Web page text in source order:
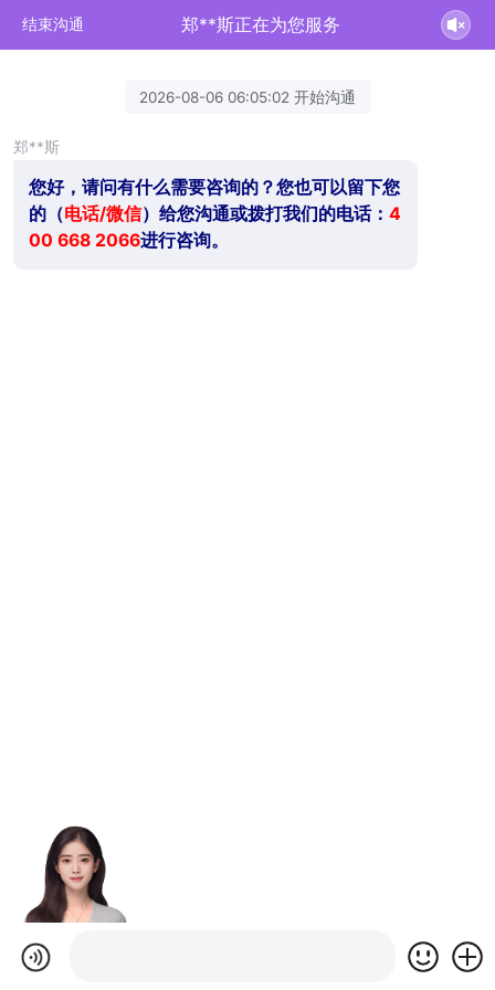
结束沟通 郑**斯正在为您服务
2026-08-06 06:05:02 开始沟通
郑**斯
您好，请问有什么需要咨询的？您也可以留下您
的（电话/微信）给您沟通或拨打我们的电话： 4
00 668 2066进行咨询。